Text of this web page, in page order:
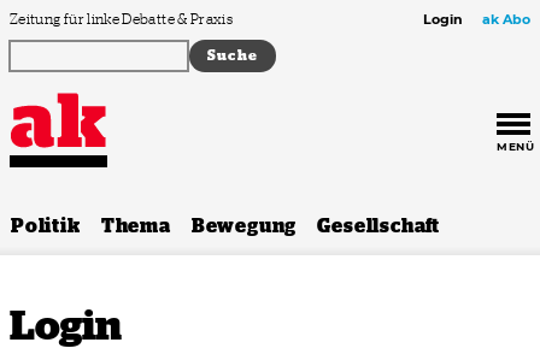
Zum Inhalt springen
Zeitung für linke Debatte & Praxis Login ak Abo
MENÜ
Politik Thema Bewegung Gesellschaft
Login